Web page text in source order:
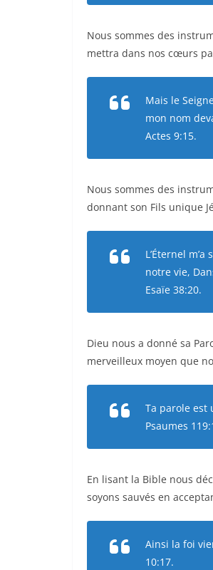
Nous sommes des
mettra dans nos cœurs
Mais le
mon nom
Actes 9:15.
Nous sommes des
donnant son Fils unique
L’Éternel
notre vie,
Esaïe 38:20.
Dieu nous a donné sa
merveilleux moyen que
Ta parole est
Psaumes
En lisant la Bible nous
soyons sauvés en
Ainsi la foi
10:17.